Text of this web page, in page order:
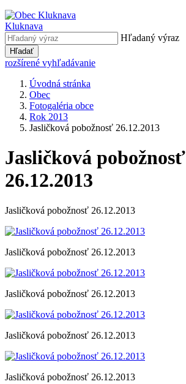
Kluknava
Hľadaný výraz
Hľadať
rozšírené vyhľadávanie
Úvodná stránka
Obec
Fotogaléria obce
Rok 2013
Jasličková pobožnosť 26.12.2013
Jasličková pobožnosť
26.12.2013
Jasličková pobožnosť 26.12.2013
Jasličková pobožnosť 26.12.2013
Jasličková pobožnosť 26.12.2013
Jasličková pobožnosť 26.12.2013
Jasličková pobožnosť 26.12.2013